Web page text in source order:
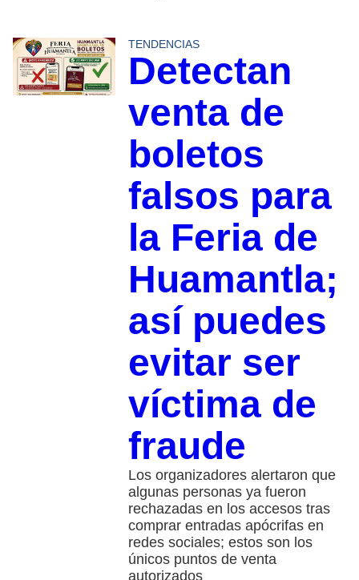
TENDENCIAS
Detectan
venta de
boletos
falsos para
la Feria de
Huamantla;
así puedes
evitar ser
víctima de
fraude
Los organizadores alertaron que
algunas personas ya fueron
rechazadas en los accesos tras
comprar entradas apócrifas en
redes sociales; estos son los
únicos puntos de venta
autorizados